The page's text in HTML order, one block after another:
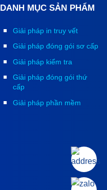
DANH MỤC SẢN PHẨM
Giải pháp in truy vết
Giải pháp đóng gói sơ cấp
Giải pháp kiểm tra
Giải pháp đóng gói thứ
cấp
Giải pháp phần mềm